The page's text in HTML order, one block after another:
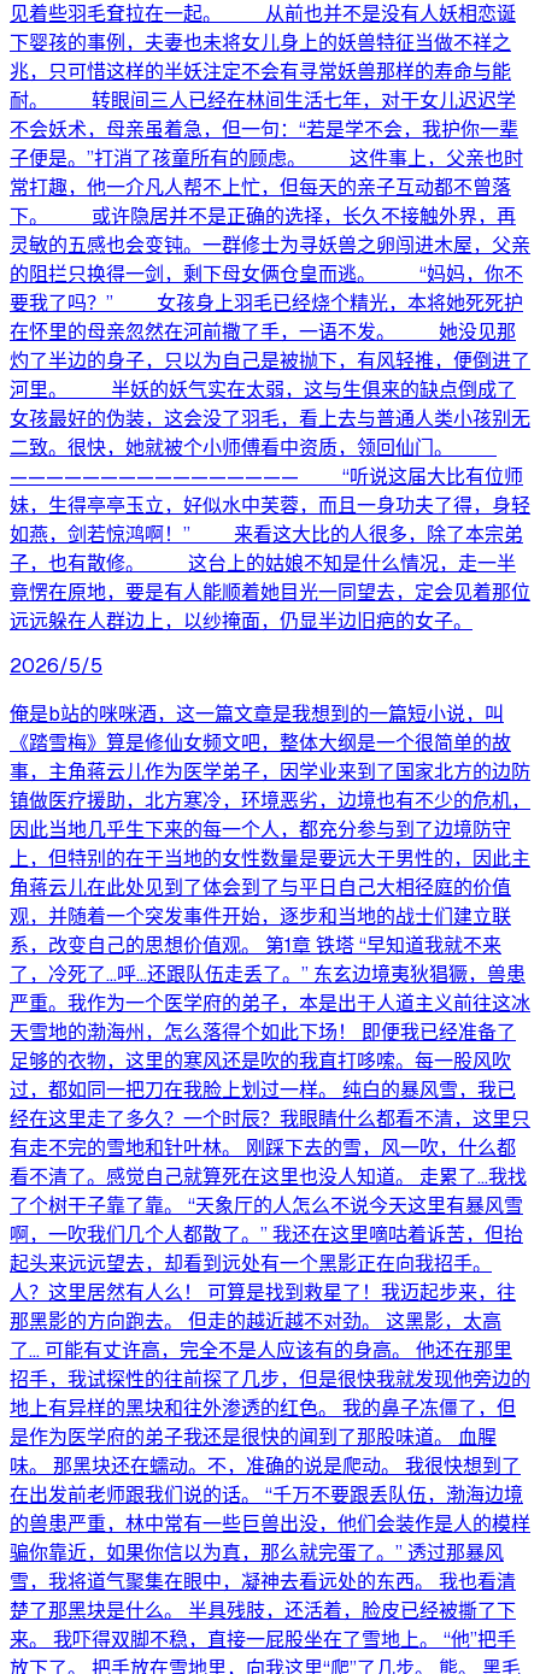
见着些羽毛耷拉在一起。 从前也并不是没有人妖相恋诞
下婴孩的事例，夫妻也未将女儿身上的妖兽特征当做不祥之
兆，只可惜这样的半妖注定不会有寻常妖兽那样的寿命与能
耐。 转眼间三人已经在林间生活七年，对于女儿迟迟学
不会妖术，母亲虽着急，但一句：“若是学不会，我护你一辈
子便是。”打消了孩童所有的顾虑。 这件事上，父亲也时
常打趣，他一介凡人帮不上忙，但每天的亲子互动都不曾落
下。 或许隐居并不是正确的选择，长久不接触外界，再
灵敏的五感也会变钝。一群修士为寻妖兽之卵闯进木屋，父亲
的阻拦只换得一剑，剩下母女俩仓皇而逃。 “妈妈，你不
要我了吗？” 女孩身上羽毛已经烧个精光，本将她死死护
在怀里的母亲忽然在河前撒了手，一语不发。 她没见那
灼了半边的身子，只以为自己是被抛下，有风轻推，便倒进了
河里。 半妖的妖气实在太弱，这与生俱来的缺点倒成了
女孩最好的伪装，这会没了羽毛，看上去与普通人类小孩别无
二致。很快，她就被个小师傅看中资质，领回仙门。
———————————————— “听说这届大比有位师
妹，生得亭亭玉立，好似水中芙蓉，而且一身功夫了得，身轻
如燕，剑若惊鸿啊！” 来看这大比的人很多，除了本宗弟
子，也有散修。 这台上的姑娘不知是什么情况，走一半
竟愣在原地，要是有人能顺着她目光一同望去，定会见着那位
远远躲在人群边上，以纱掩面，仍显半边旧疤的女子。
2026/5/5
俺是b站的咪咪酒，这一篇文章是我想到的一篇短小说，叫
《踏雪梅》算是修仙女频文吧，整体大纲是一个很简单的故
事，主角蒋云儿作为医学弟子，因学业来到了国家北方的边防
镇做医疗援助，北方寒冷，环境恶劣，边境也有不少的危机，
因此当地几乎生下来的每一个人，都充分参与到了边境防守
上，但特别的在于当地的女性数量是要远大于男性的，因此主
角蒋云儿在此处见到了体会到了与平日自己大相径庭的价值
观，并随着一个突发事件开始，逐步和当地的战士们建立联
系，改变自己的思想价值观。 第1章 铁塔 “早知道我就不来
了，冷死了…呼…还跟队伍走丢了。” 东玄边境夷狄猖獗，兽患
严重。我作为一个医学府的弟子，本是出于人道主义前往这冰
天雪地的渤海州，怎么落得个如此下场！ 即便我已经准备了
足够的衣物，这里的寒风还是吹的我直打哆嗦。每一股风吹
过，都如同一把刀在我脸上划过一样。 纯白的暴风雪，我已
经在这里走了多久？一个时辰？我眼睛什么都看不清，这里只
有走不完的雪地和针叶林。 刚踩下去的雪，风一吹，什么都
看不清了。感觉自己就算死在这里也没人知道。 走累了…我找
了个树干子靠了靠。 “天象厅的人怎么不说今天这里有暴风雪
啊，一吹我们几个人都散了。” 我还在这里嘀咕着诉苦，但抬
起头来远远望去，却看到远处有一个黑影正在向我招手。
人？这里居然有人么！ 可算是找到救星了！我迈起步来，往
那黑影的方向跑去。 但走的越近越不对劲。 这黑影，太高
了… 可能有丈许高，完全不是人应该有的身高。 他还在那里
招手，我试探性的往前探了几步，但是很快我就发现他旁边的
地上有异样的黑块和往外渗透的红色。 我的鼻子冻僵了，但
是作为医学府的弟子我还是很快的闻到了那股味道。 血腥
味。 那黑块还在蠕动。不，准确的说是爬动。 我很快想到了
在出发前老师跟我们说的话。 “千万不要跟丢队伍，渤海边境
的兽患严重，林中常有一些巨兽出没，他们会装作是人的模样
骗你靠近，如果你信以为真，那么就完蛋了。” 透过那暴风
雪，我将道气聚集在眼中，凝神去看远处的东西。 我也看清
楚了那黑块是什么。 半具残肢，还活着，脸皮已经被撕了下
来。 我吓得双脚不稳，直接一屁股坐在了雪地上。 “他”把手
放下了。 把手放在雪地里，向我这里“爬”了几步。 熊。 黑毛